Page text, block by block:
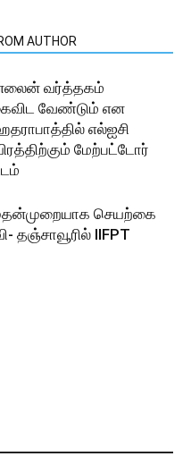
AUTHOR
வர்த்தகம்
வேண்டும் என
எல்ஐசி
மேற்பட்டோர்
செயற்கை
தஞ்சாவூரில் IIFPT